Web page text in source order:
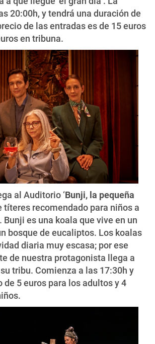
20:00h, y tendrá una duración de
de las entradas es de 15 euros
en tribuna.
al Auditorio ‘Bunji, la pequeña
títeres recomendado para niños a
Bunji es una koala que vive en un
bosque de eucaliptos. Los koalas
diaria muy escasa; por ese
de nuestra protagonista llega a
tribu. Comienza a las 17:30h y
de 5 euros para los adultos y 4